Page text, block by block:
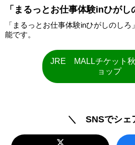
「まるっとお仕事体験inひが
「まるっとお仕事体験inひがしのし
能です。
JRE MALLチケット
ョップ
＼ SNSでシ